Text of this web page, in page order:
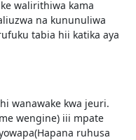
walirithiwa kama
na kununuliwa
tabia hii katika aya
wanawake kwa jeuri.
wengine) iii mpate
ruhusa